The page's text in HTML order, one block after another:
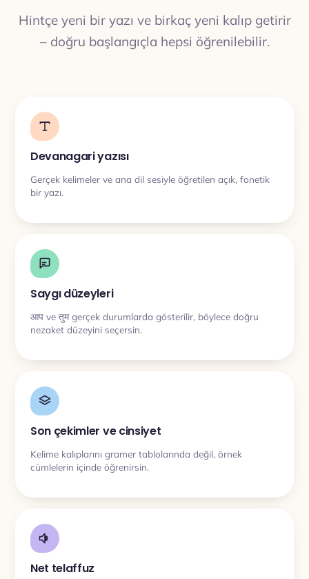
ÇEVIRI
Hintçe yeni bir yazı ve birkaç yeni kalıp getirir
– doğru başlangıçla hepsi öğrenilebilir.
Devanagari yazısı
Gerçek kelimeler ve ana dil sesiyle öğretilen açık, fonetik
bir yazı.
Saygı düzeyleri
आप ve तुम gerçek durumlarda gösterilir, böylece doğru
nezaket düzeyini seçersin.
Son çekimler ve cinsiyet
Kelime kalıplarını gramer tablolarında değil, örnek
cümlelerin içinde öğrenirsin.
Net telaffuz